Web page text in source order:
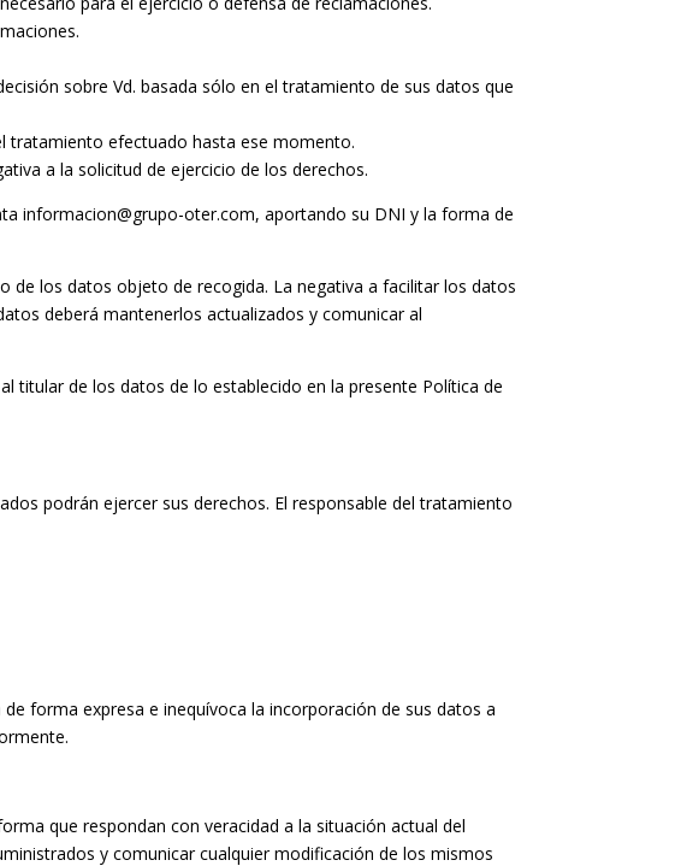
sobre Vd. basada sólo en el tratamiento de sus datos que
tratamiento efectuado hasta ese momento.
a la solicitud de ejercicio de los derechos.
informacion@grupo-oter.com, aportando su DNI y la forma de
de los datos objeto de recogida. La negativa a facilitar los datos
deberá mantenerlos actualizados y comunicar al
titular de los datos de lo establecido en la presente Política de
podrán ejercer sus derechos. El responsable del tratamiento
forma expresa e inequívoca la incorporación de sus datos a
que respondan con veracidad a la situación actual del
y comunicar cualquier modificación de los mismos